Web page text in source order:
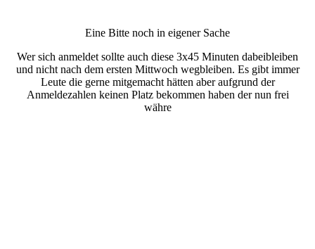
Eine Bitte noch in eigener Sache
Wer sich anmeldet sollte auch diese 3x45 Minuten dabeibleiben
und nicht nach dem ersten Mittwoch wegbleiben. Es gibt immer
Leute die gerne mitgemacht hätten aber aufgrund der
Anmeldezahlen keinen Platz bekommen haben der nun frei
währe